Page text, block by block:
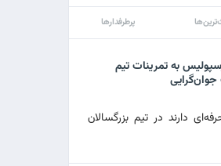
پرطرفدارها
به تمرینات تیم
دارند در تیم بزرگسالان